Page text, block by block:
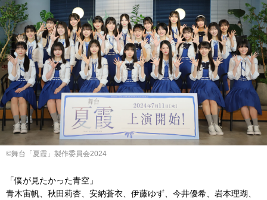
©舞台「夏霞」製作委員会2024
「僕が見たかった青空」
青木宙帆、秋田莉杏、安納蒼衣、伊藤ゆず、今井優希、岩本理瑚、